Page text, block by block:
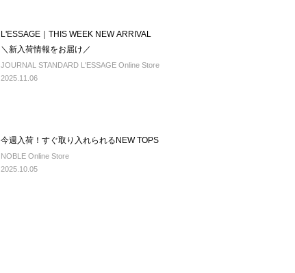
L'ESSAGE｜THIS WEEK NEW ARRIVAL
＼新入荷情報をお届け／
JOURNAL STANDARD L'ESSAGE Online Store
2025.11.06
今週入荷！すぐ取り入れられるNEW TOPS
NOBLE Online Store
2025.10.05